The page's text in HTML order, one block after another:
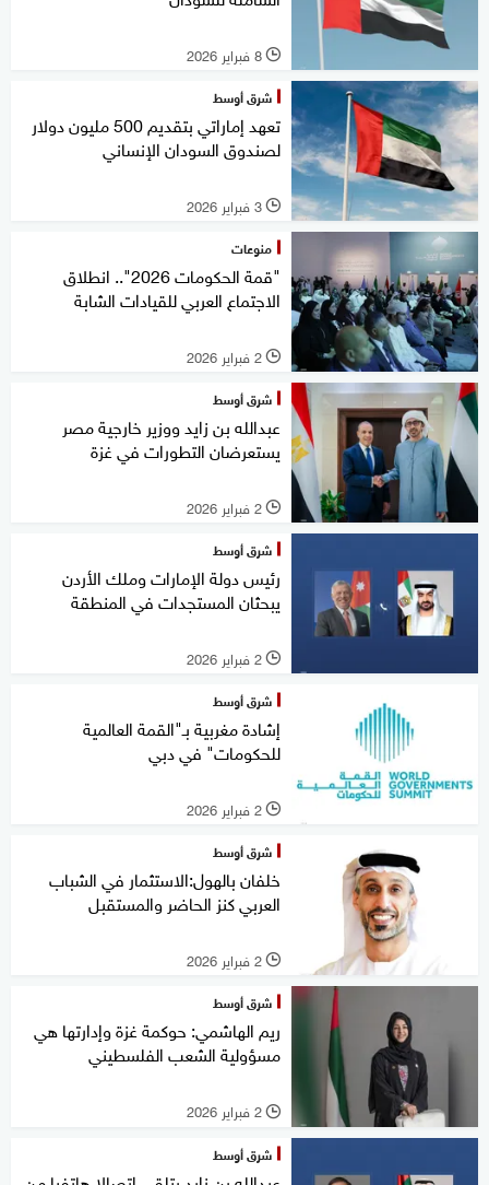
l 8 فبراير 2026
شرق أوسط
تعهد إماراتي بتقديم 500 مليون دولار
لصندوق السودان الإنساني
l 3 فبراير 2026
منوعات
"قمة الحكومات 2026".. انطلاق
الاجتماع العربي للقيادات الشابة
l 2 فبراير 2026
شرق أوسط
عبدالله بن زايد ووزير خارجية مصر
يستعرضان التطورات في غزة
l 2 فبراير 2026
شرق أوسط
رئيس دولة الإمارات وملك الأردن
يبحثان المستجدات في المنطقة
l 2 فبراير 2026
شرق أوسط
إشادة مغربية بـ"القمة العالمية
للحكومات" في دبي
l 2 فبراير 2026
شرق أوسط
خلفان بالهول:الاستثمار في الشباب
العربي كنز الحاضر والمستقبل
l 2 فبراير 2026
شرق أوسط
ريم الهاشمي: حوكمة غزة وإدارتها هي
مسؤولية الشعب الفلسطيني
l 2 فبراير 2026
شرق أوسط